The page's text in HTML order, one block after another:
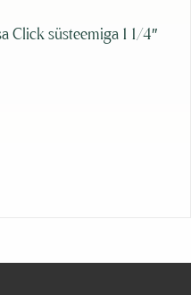
Click süsteemiga 1 1/4″